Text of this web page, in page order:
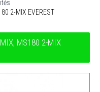
2-MIX EVEREST
MS180 2-MIX